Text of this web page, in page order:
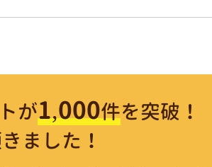
が1,000件を突破！
ました！